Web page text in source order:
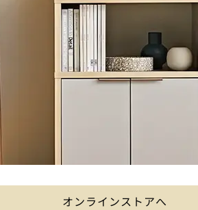
オンラインストアへ